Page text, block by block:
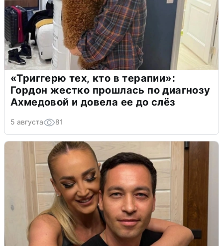
«Триггерю тех, кто в терапии»:
Гордон жестко прошлась по диагнозу
Ахмедовой и довела ее до слёз
5 августа 81